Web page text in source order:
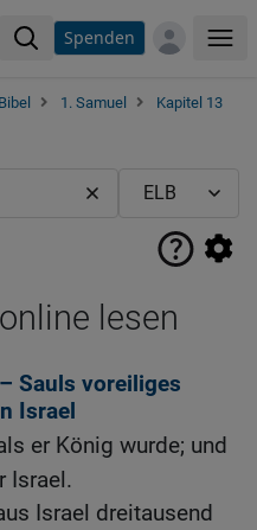
Spenden
1. Samuel
Kapitel 13
lesen
Sauls voreiliges
Israel
er König wurde; und
Israel.
Israel dreitausend